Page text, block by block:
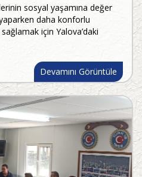
sosyal yaşamına değer
daha konforlu
için Yalova’daki
Devamını Görüntüle